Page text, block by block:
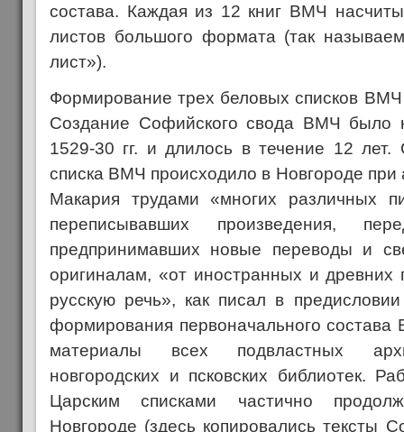
состава. Каждая из 12 книг ВМЧ
листов большого формата (так
лист»).
Формирование трех беловых списков ВМЧ
Создание Софийского свода ВМЧ было
1529-30 гг. и длилось в течение 12 лет.
списка ВМЧ происходило в Новгороде при
Макария трудами «многих различных
переписывавших произведения,
предпринимавших новые переводы и
оригиналам, «от иностранных и древних
русскую речь», как писал в
формирования первоначального
материалы всех подвластных
новгородских и псковских библиотек.
Царским списками частично
Новгороде (здесь копировались тексты